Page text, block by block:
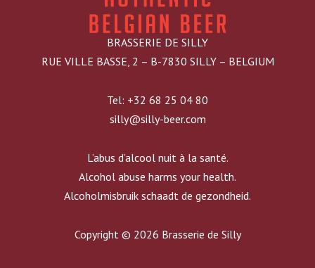
BRASSERIE DE SILLY
RUE VILLE BASSE, 2 – B-7830 SILLY – BELGIUM
Tel: +32 68 25 04 80
silly@silly-beer.com
L’abus d’alcool nuit à la santé.
Alcohol abuse harms your health.
Alcoholmisbruik schaadt de gezondheid.
Copyright © 2026 Brasserie de Silly